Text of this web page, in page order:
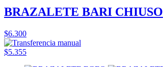
BRAZALETE BARI CHIUSO
$6.300
$5.355